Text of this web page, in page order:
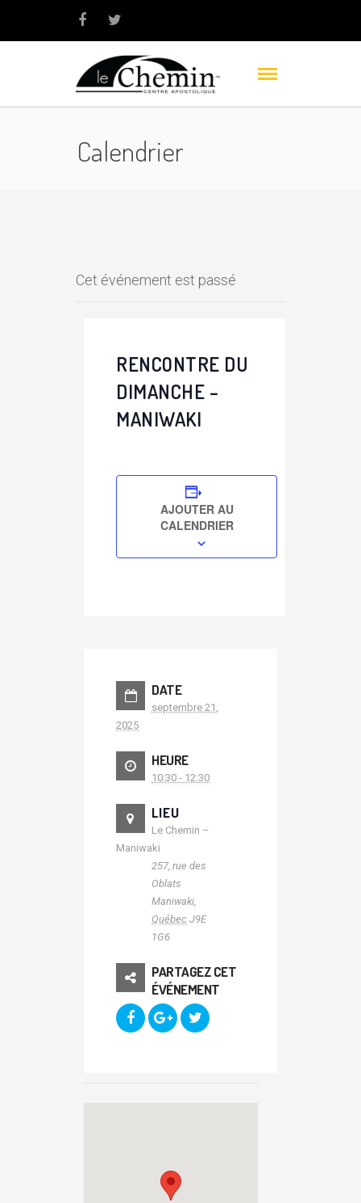
Calendrier
Cet événement est passé
RENCONTRE DU
DIMANCHE –
MANIWAKI
AJOUTER AU
CALENDRIER
DATE
septembre 21,
2025
HEURE
10:30 - 12:30
LIEU
Le Chemin –
Maniwaki
257, rue des
Oblats
Maniwaki,
Québec J9E
1G6
PARTAGEZ CET
ÉVÉNEMENT